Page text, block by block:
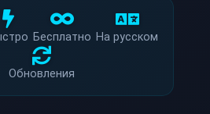
Бесплатно На русском
Обновления